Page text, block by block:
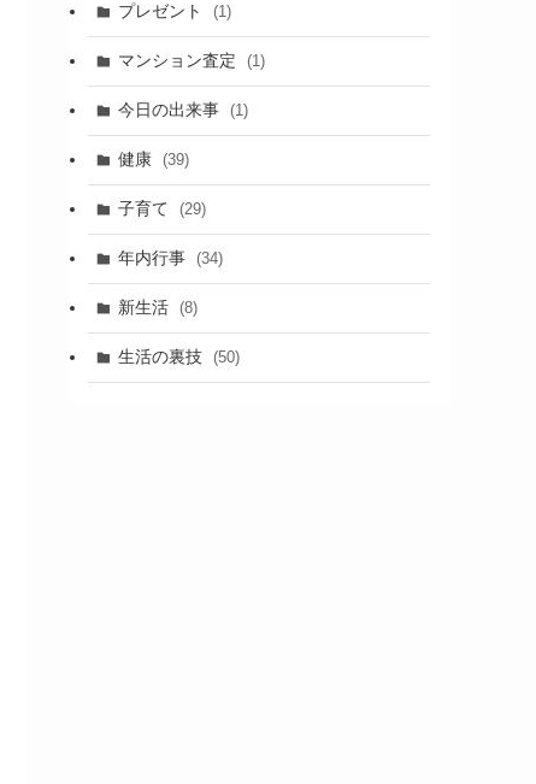
プレゼント (1)
マンション査定 (1)
今日の出来事 (1)
健康 (39)
子育て (29)
年内行事 (34)
新生活 (8)
生活の裏技 (50)